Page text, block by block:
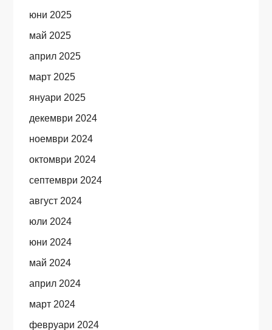
юни 2025
май 2025
април 2025
март 2025
януари 2025
декември 2024
ноември 2024
октомври 2024
септември 2024
август 2024
юли 2024
юни 2024
май 2024
април 2024
март 2024
февруари 2024